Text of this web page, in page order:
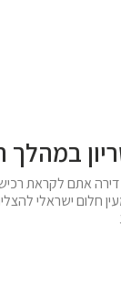
במהלך
דירה אתם לקראת
ישראלי להצליח